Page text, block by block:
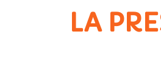
LA